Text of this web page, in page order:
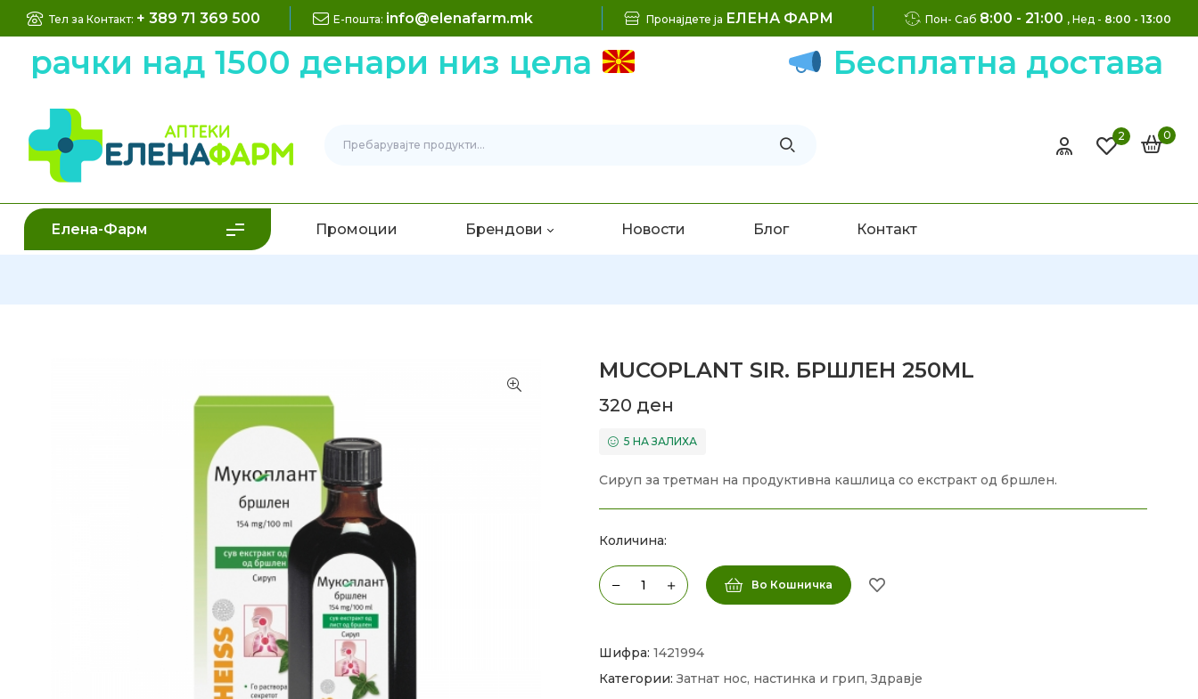
Тел за Контакт: + 389 71 369 500 Е-пошта: info@elenafarm.mk Пронајдете ја ЕЛЕНА ФАРМ Пон- Саб 8:00 - 21:00 , Нед - 8:00 - 13:00
над 1500 денари низ цела Бесплатна достава
2 0
Елена-Фарм Промоции Брендови Новости Блог Контакт
MUCOPLANT SIR. БРШЛЕН 250ML
320 ден
5 НА ЗАЛИХА
Сируп за третман на продуктивна кашлица со екстракт од бршлен.
Количина:
Во Кошничка
Шифра: 1421994
Категории: Затнат нос, настинка и грип, Здравје